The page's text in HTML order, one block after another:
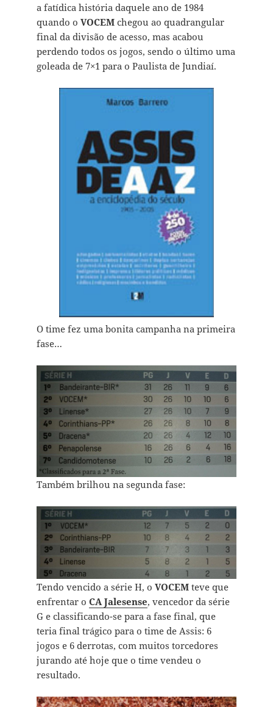
a fatídica história daquele ano de 1984
quando o VOCEMchegou ao quadrangular
final da divisão de acesso, mas acabou
perdendo todos os jogos, sendo o último uma
goleada de 7×1 para o Paulista de Jundiaí.
O time fez uma bonita campanha na primeira
fase…
Também brilhou na segunda fase:
Tendo vencido a série H, o VOCEMteve que
enfrentar o CA Jalesense, vencedor da série
G e classificando-se para a fase final, que
teria final trágico para o time de Assis: 6
jogos e 6 derrotas, com muitos torcedores
jurando até hoje que o time vendeu o
resultado.